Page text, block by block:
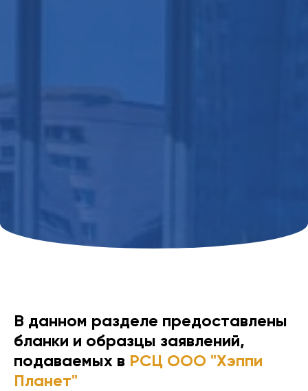
В данном разделе предоставлены
бланки и образцы заявлений,
подаваемых в РСЦ ООО "Хэппи
Планет"